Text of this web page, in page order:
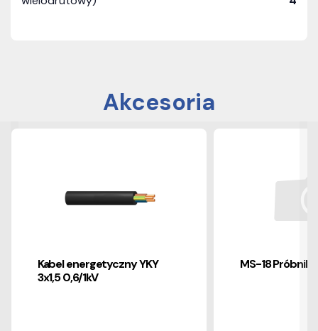
Akcesoria
Kabel energetyczny YKY
3x1,5 0,6/1kV
MS-18 Próbnik